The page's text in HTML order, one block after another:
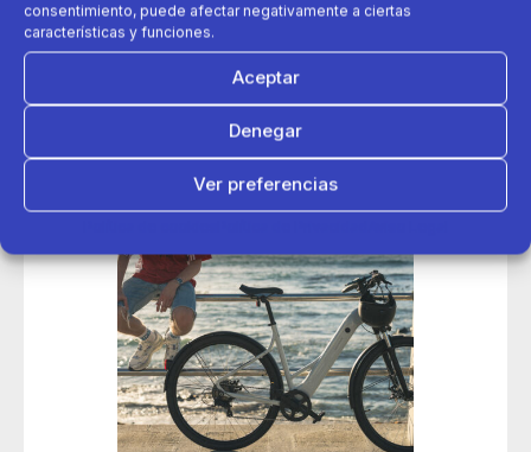
consentimiento, puede afectar negativamente a ciertas
características y funciones.
Aceptar
Denegar
Ver preferencias